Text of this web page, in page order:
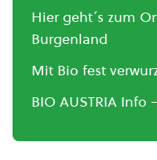
Hier geht´s zum
Burgenland
Mit Bio fest
BIO AUSTRIA Info